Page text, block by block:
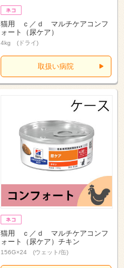
猫用 ｃ／ｄ マルチケアコンフ
ォート（尿ケア）
4kg (ドライ)
取扱い病院
猫用 ｃ／ｄ マルチケアコンフ
ォート（尿ケア）チキン
156G×24 (ウェット/缶)